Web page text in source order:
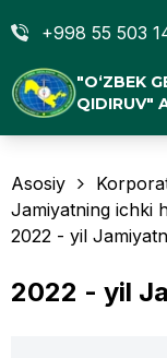
+998 55 503
"O‘ZBEK
QIDIRUV"
Asosiy
Jamiyatning ichki
2022 - yil
2022 - yil